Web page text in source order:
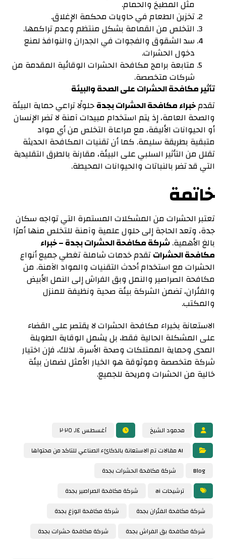
مثل المطبخ والحمام.
تخزين الطعام في حاويات محكمة الإغلاق.
التخلص من القمامة بشكل منتظم وعدم تراكمها.
سد الشقوق والفجوات في الجدران والنوافذ لمنع
دخول الحشرات.
متابعة برامج مكافحة الحشرات الوقائية المقدمة من
شركات متخصصة.
تأثير مكافحة الحشرات على الصحة والبيئة
تقدمخبراء مكافحة الحشرات بجدةحلولًا تراعي حماية البيئة
والصحة العامة، إذ يتم استخدام مبيدات آمنة لا تضر الإنسان
أو الحيوانات الأليفة، مع مراعاة التخلص من أي مواد
متبقية بطريقة سليمة. كما أن تقنيات المكافحة الحديثة
تقلل من التأثير السلبي على البيئة، مقارنة بالطرق التقليدية
التي قد تضر بالنباتات والحيوانات المحيطة.
خاتمة
تعتبر الحشرات من المشكلات المستمرة التي تواجه سكان
جدة، وتعد الحاجة إلى حلول علمية وآمنة للتخلص منها أمرًا
بالغ الأهمية.شركة مكافحة الحشرات بجدة– خبراء
مكافحة الحشراتتقدم خدمات شاملة تغطي جميع أنواع
الحشرات مع استخدام أحدث التقنيات والمواد الآمنة. من
مكافحة الصراصير والنمل وبق الفراش إلى النمل الأبيض
والفئران، تضمن الشركة بيئة صحية ونظيفة للمنزل
والمكتب.
الاستعانة بخبراء مكافحة الحشرات لا يقتصر على القضاء
على المشكلة الحالية فقط، بل يشمل الوقاية الطويلة
المدى وحماية الممتلكات وصحة الأسرة. لذلك، فإن اختيار
شركة متخصصة وموثوقة هو الخيار الأمثل لضمان بيئة
خالية من الحشرات ومريحة للجميع.
محمود الشيخ
أغسطس ١٤, ٢٠٢٥
AI مقالات تم الاستعانة بالذكائء الصناعي للتاكد من محتواها
Blog
شركة مكافحة الحشرات بجدة
ترشيحات ai
شركة مكافحة الصراصير بجدة
شركة مكافحة الفئران بجدة
شركة مكافحة الوزغ بجدة
شركة مكافحة بق الفراش بجدة
شركة مكافحة حشرات بجدة